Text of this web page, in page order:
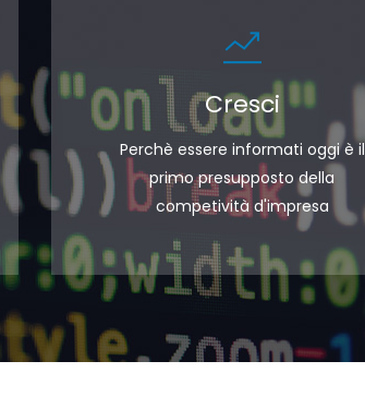
Cresci
Perchè essere informati oggi è il
primo presupposto della
competività d'impresa